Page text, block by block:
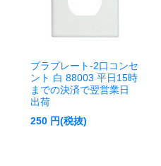
プラプレート-2口コンセ
ント 白 88003 平日15時
までの決済で翌営業日
出荷
250 円(税抜)